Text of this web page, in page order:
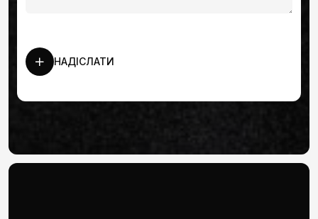
НАДІСЛАТИ